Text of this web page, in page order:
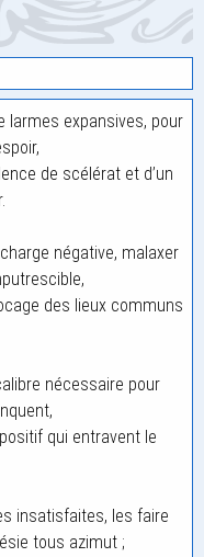
larmes expansives, pour
de scélérat et d’un
négative, malaxer
des lieux communs
nécessaire pour
qui entravent le
insatisfaites, les faire
tous azimut ;